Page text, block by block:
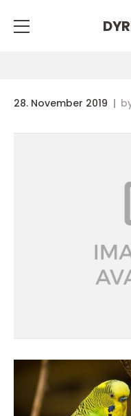
28. November 2019